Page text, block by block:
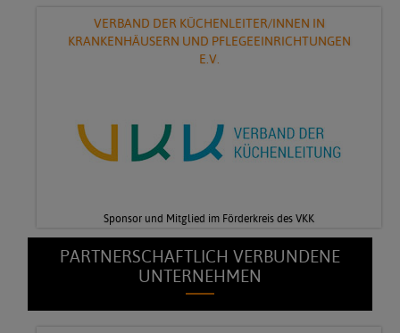
VERBAND DER KÜCHENLEITER/INNEN IN
KRANKENHÄUSERN UND PFLEGEEINRICHTUNGEN
E.V.
Sponsor und Mitglied im Förderkreis des VKK
PARTNERSCHAFTLICH VERBUNDENE
UNTERNEHMEN